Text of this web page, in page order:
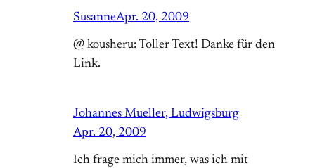
SusanneApr. 20, 2009
@ kousheru: Toller Text! Danke für den
Link.
Johannes Mueller, Ludwigsburg
Apr. 20, 2009
Ich frage mich immer, was ich mit